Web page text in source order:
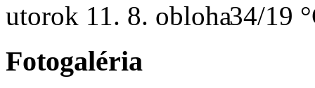
utorok 11. 8. 34/19
Fotogaléria